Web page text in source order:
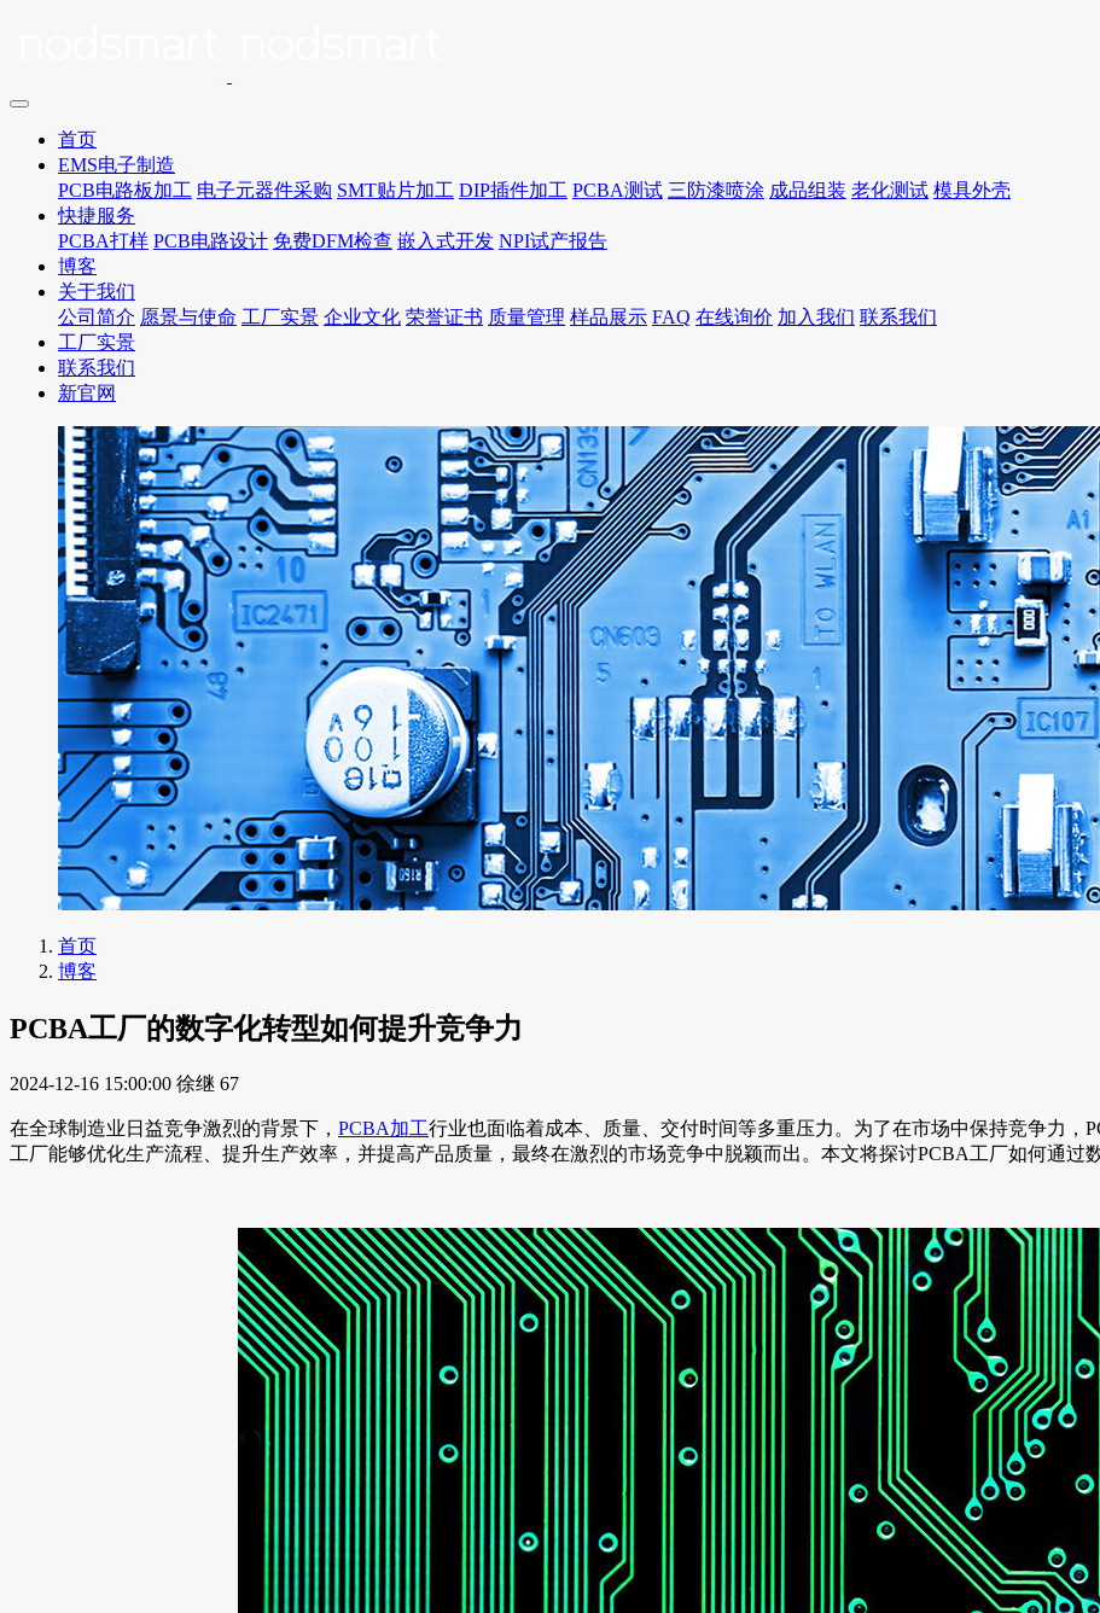
首页
EMS电子制造
PCB电路板加工 电子元器件采购 SMT贴片加工 DIP插件加工 PCBA测试 三防漆喷涂 成品组装 老化测试 模具外壳
快捷服务
PCBA打样 PCB电路设计 免费DFM检查 嵌入式开发 NPI试产报告
博客
关于我们
公司简介 愿景与使命 工厂实景 企业文化 荣誉证书 质量管理 样品展示 FAQ 在线询价 加入我们 联系我们
工厂实景
联系我们
新官网
首页
博客
PCBA工厂的数字化转型如何提升竞争力
2024-12-16 15:00:00 徐继 67
在全球制造业日益竞争激烈的背景下， PCBA加工行业也面临着成本、质量、交付时间等多重压力。为了在市场中保持竞争力，
工厂能够优化生产流程、提升生产效率，并提高产品质量，最终在激烈的市场竞争中脱颖而出。本文将探讨PCBA工厂如何通过